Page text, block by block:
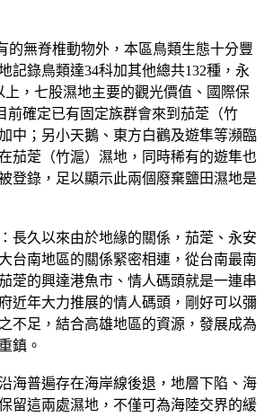
的無脊椎動物外，本區鳥類生態十分豐
記錄鳥類達34科加其他總共132種，永
上，七股濕地主要的觀光價值、國際保
前確定已有固定族群會來到茄萣（竹
中；另小天鵝、東方白鸛及遊隼等瀕臨
茄萣（竹滬）濕地，同時稀有的遊隼也
登錄，足以顯示此兩個廢棄鹽田濕地是
長久以來由於地緣的關係，茄萣、永安
台南地區的關係緊密相連，從台南最南
萣的興達港魚市、情人碼頭就是一連串
近年大力推展的情人碼頭，剛好可以彌
不足，結合高雄地區的資源，發展成為
鎮。
海普遍存在海岸線後退，地層下陷、海
留這兩處濕地，不僅可為海陸交界的緩